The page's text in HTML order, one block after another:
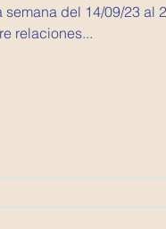
del 14/09/23 al
relaciones...